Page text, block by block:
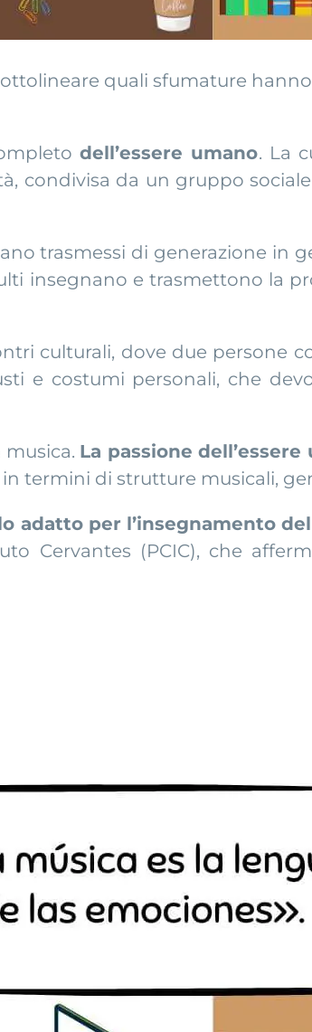
quali sfumature
dell’essere umano. La
condivisa da un gruppo
trasmessi di generazione in
insegnano e trasmettono la
culturali, dove due persone
e costumi personali, che
La passione
termini di strutture musicali,
adatto per l’insegnamento
Cervantes (PCIC), che